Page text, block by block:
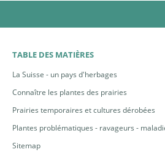
TABLE DES MATIÈRES
La Suisse - un pays d'herbages
Connaître les plantes des prairies
Prairies temporaires et cultures dérobées
Plantes problématiques - ravageurs -
Sitemap